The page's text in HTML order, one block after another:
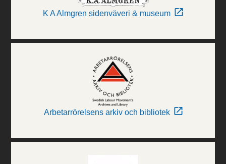
K A Almgren sidenväveri & museum
Arbetarrörelsens arkiv och bibliotek